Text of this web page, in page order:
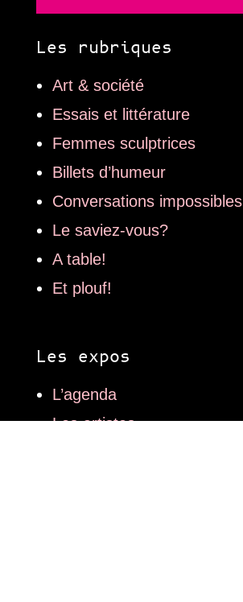
Les rubriques
Art & société
Essais et littérature
Femmes sculptrices
Billets d’humeur
Conversations impossibles
Le saviez-vous?
A table!
Et plouf!
Les expos
L’agenda
Les artistes